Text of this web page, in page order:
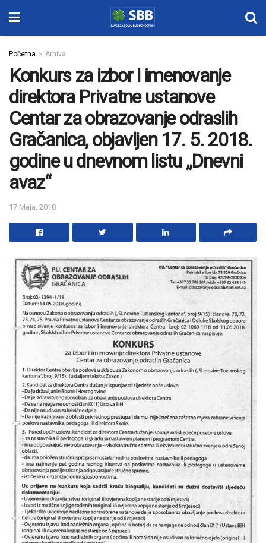
Početna Arhiva
Konkurs za izbor i imenovanje
direktora Privatne ustanove
Centar za obrazovanje odraslih
Gračanica, objavljen 17. 5. 2018.
godine u dnevnom listu „Dnevni
avaz“
17 Maja, 2018